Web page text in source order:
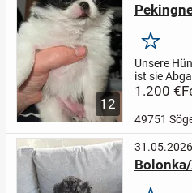
12
Merken
Unsere
ist sie
herum und
1.200 €
49751
31.05.2026